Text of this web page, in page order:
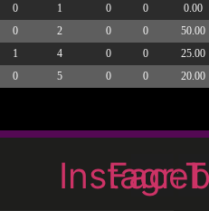
0 1 0 0
0.00
0 2 0 0
50.00
1 4 0 0
25.00
0 5 0 0 20.00